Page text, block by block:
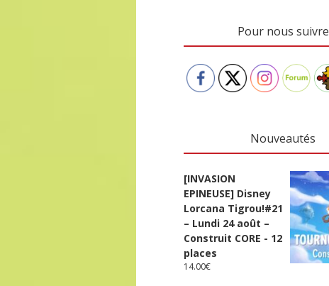
Pour nous suivre
Nouveautés
[INVASION
EPINEUSE] Disney
Lorcana Tigrou!#21
– Lundi 24 août –
Construit CORE - 12
places
14.00€